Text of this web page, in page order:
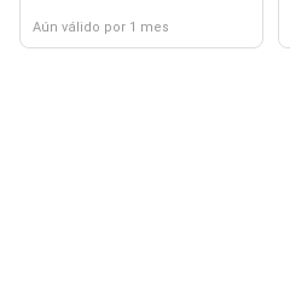
Aún válido por 1 mes